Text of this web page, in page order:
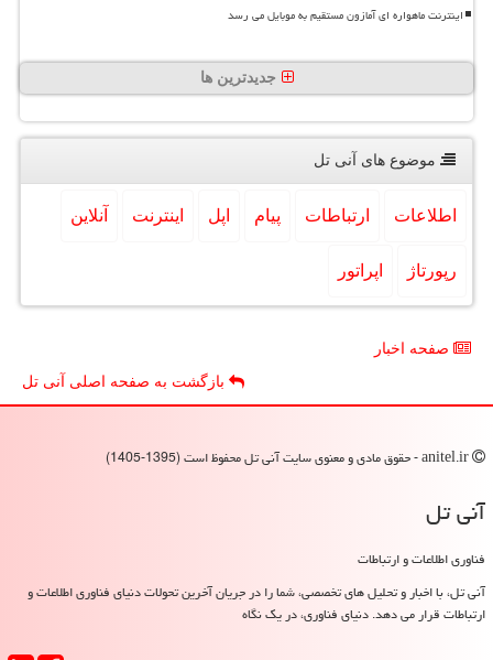
اینترنت ماهواره ای آمازون مستقیم به موبایل می رسد
جدیدترین ها
موضوع های آنی تل
اطلاعات ارتباطات پیام اپل اینترنت آنلاین
رپورتاژ اپراتور
صفحه اخبار
بازگشت به صفحه اصلی آنی تل
آنی تل
فناوری اطلاعات و ارتباطات
آنی تل، با اخبار و تحلیل های تخصصی، شما را در جریان آخرین تحولات دنیای فناوری اطلاعات و
ارتباطات قرار می دهد. دنیای فناوری، در یک نگاه